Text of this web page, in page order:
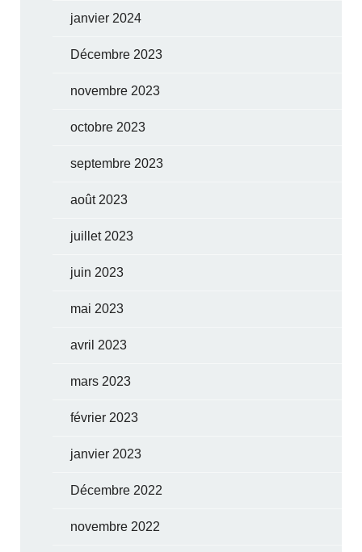
janvier 2024
Décembre 2023
novembre 2023
octobre 2023
septembre 2023
août 2023
juillet 2023
juin 2023
mai 2023
avril 2023
mars 2023
février 2023
janvier 2023
Décembre 2022
novembre 2022